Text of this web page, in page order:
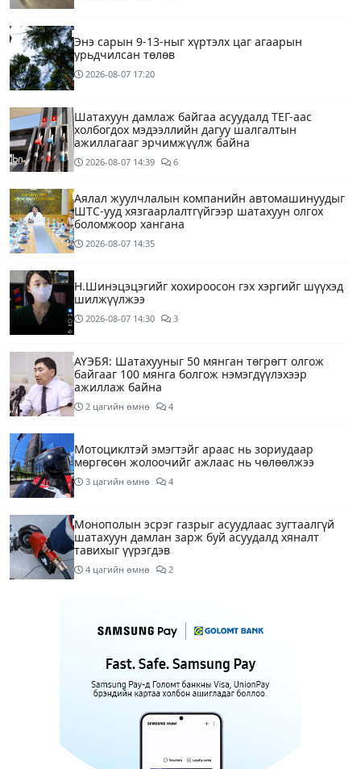
Энэ сарын 9-13-ныг хүртэлх цаг агаарын
урьдчилсан төлөв
2026-08-07 17:20
Шатахуун дамлаж байгаа асуудалд ТЕГ-аас
холбогдох мэдээллийн дагуу шалгалтын
ажиллагааг эрчимжүүлж байна
2026-08-07 14:39 6
Аялал жуулчлалын компанийн автомашинуудыг
ШТС-ууд хязгаарлалтгүйгээр шатахуун олгох
боломжоор хангана
2026-08-07 14:35
Н.Шинэцэцэгийг хохироосон гэх хэргийг шүүхэд
шилжүүлжээ
2026-08-07 14:30 3
АҮЭБЯ: Шатахууныг 50 мянган төгрөгт олгож
байгааг 100 мянга болгож нэмэгдүүлэхээр
ажиллаж байна
2 цагийн өмнө 4
Мотоциклтэй эмэгтэйг араас нь зориудаар
мөргөсөн жолоочийг ажлаас нь чөлөөлжээ
3 цагийн өмнө 4
Монополын эсрэг газрыг асуудлаас зугтаалгүй
шатахуун дамлан зарж буй асуудалд хяналт
тавихыг үүрэгдэв
4 цагийн өмнө 2
настай охиныг 7 дахь өдрөө хайж байна
АҮЭБЯ: Тэгш, сондгойг мөрдөөгүй 7 ШТС-д
торгууль ногдуулах, тусгай зөвшөөрлийг нь
цуцлах хүртэл арга хэмжээ авахыг сануулав